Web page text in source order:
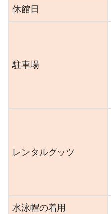
休館日
駐車場
レンタルグッツ
水泳帽の着用